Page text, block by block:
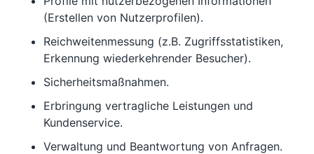
(Erstellen von Nutzerprofilen).
Reichweitenmessung (z.B. Zugriffsstatistiken,
Erkennung wiederkehrender Besucher).
Sicherheitsmaßnahmen.
Erbringung vertragliche Leistungen und
Kundenservice.
Verwaltung und Beantwortung von Anfragen.